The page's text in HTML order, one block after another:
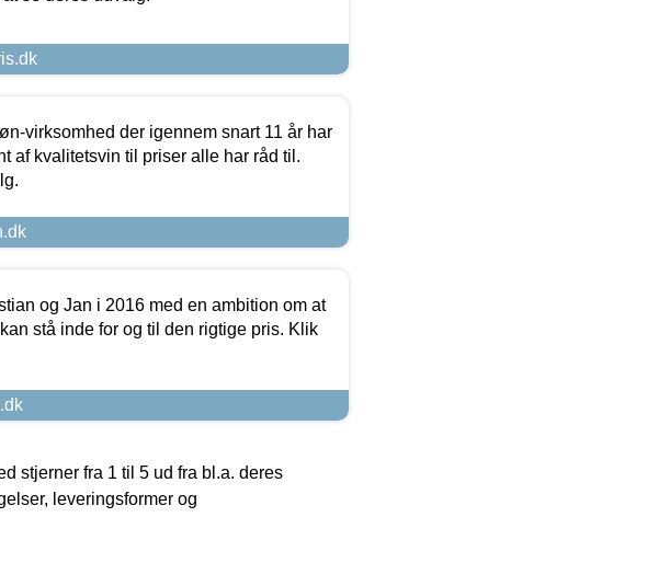
virksomhed der igennem snart 11 år har
af kvalitetsvin til priser alle har råd til.
og Jan i 2016 med en ambition om at
stå inde for og til den rigtige pris. Klik
stjerner fra 1 til 5 ud fra bl.a. deres
leveringsformer og